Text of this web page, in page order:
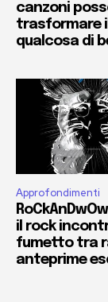
canzoni
trasformare
qualcosa di
Approfondimenti
il rock
fumetto tra
anteprime